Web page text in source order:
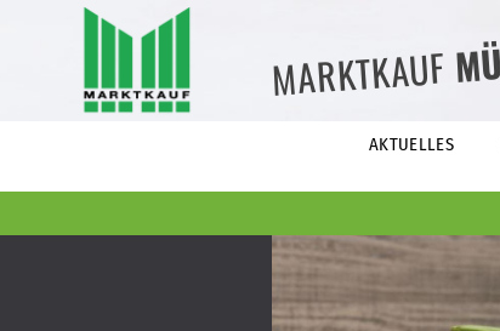
MARKTKAUF
AKTUELLES